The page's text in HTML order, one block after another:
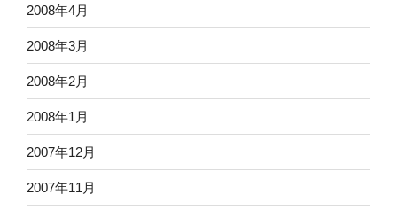
2008年4月
2008年3月
2008年2月
2008年1月
2007年12月
2007年11月